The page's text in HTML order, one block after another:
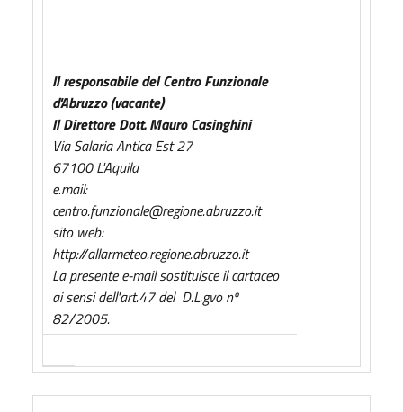
Il responsabile del Centro Funzionale
d'Abruzzo (vacante)
Il Direttore Dott. Mauro Casinghini
Via Salaria Antica Est 27
67100 L'Aquila
e.mail:
centro.funzionale@regione.abruzzo.it
sito web:
http://allarmeteo.regione.abruzzo.it
La presente e-mail sostituisce il cartaceo
ai sensi dell'art.47 del D.L.gvo nº
82/2005.